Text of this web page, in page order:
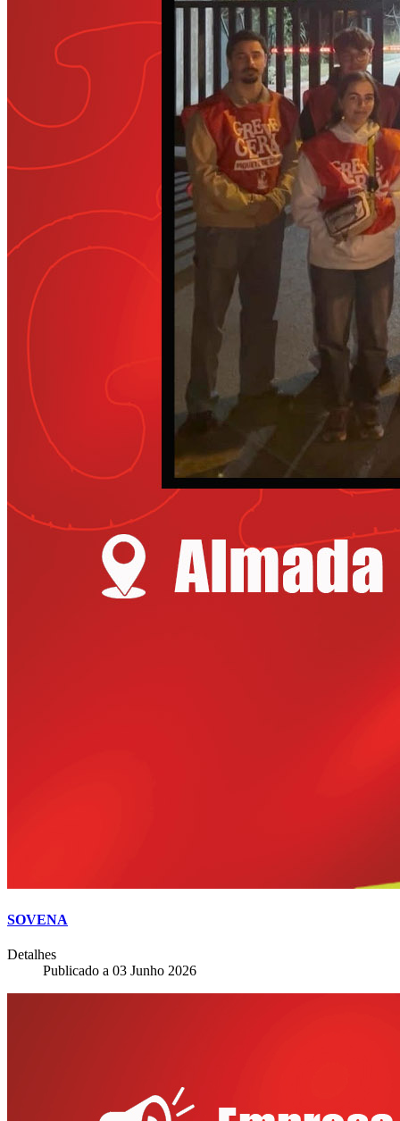
SOVENA
Detalhes
Publicado a 03 Junho 2026